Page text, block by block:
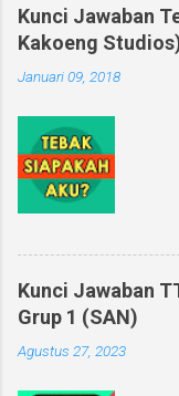
Kunci Jawaban
Kakoeng
Januari 09, 2018
Kunci Jawaban
Grup 1 (SAN)
Agustus 27, 2023